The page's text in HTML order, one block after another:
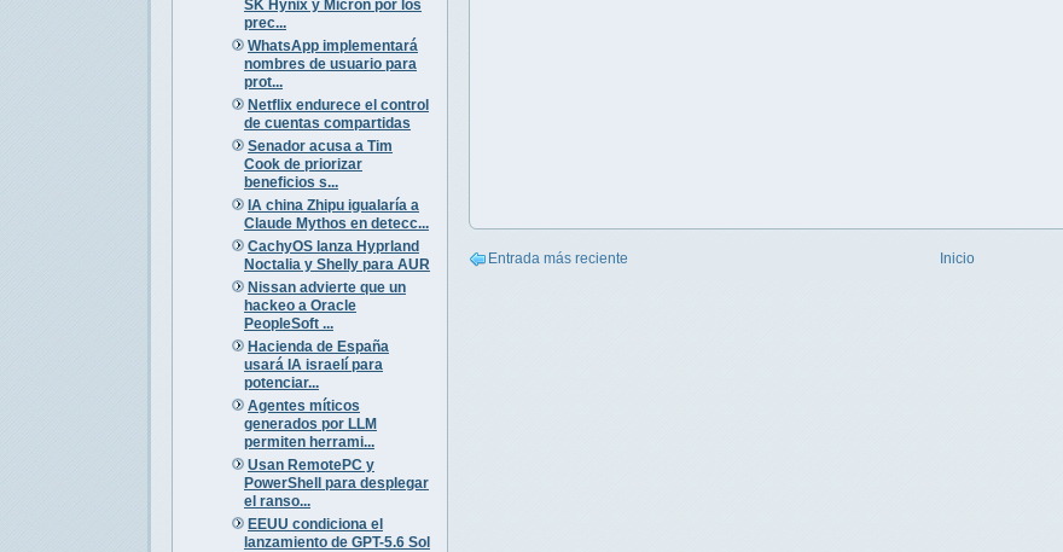
SK Hynix y Micron por los
prec...
WhatsApp implementará
nombres de usuario para
prot...
Netflix endurece el control
de cuentas compartidas
Senador acusa a Tim
Cook de priorizar
beneficios s...
IA china Zhipu igualaría a
Claude Mythos en detecc...
CachyOS lanza Hyprland
Noctalia y Shelly para AUR
Nissan advierte que un
hackeo a Oracle
PeopleSoft ...
Hacienda de España
usará IA israelí para
potenciar...
Agentes míticos
generados por LLM
permiten herrami...
Usan RemotePC y
PowerShell para desplegar
el ranso...
EEUU condiciona el
lanzamiento de GPT-5.6 Sol
Entrada más reciente Inicio